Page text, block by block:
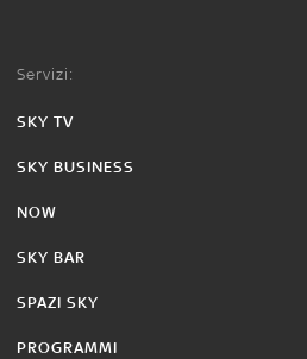
Servizi:
SKY TV
SKY BUSINESS
NOW
SKY BAR
SPAZI SKY
PROGRAMMI